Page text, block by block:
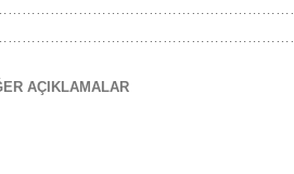
AÇIKLAMALAR